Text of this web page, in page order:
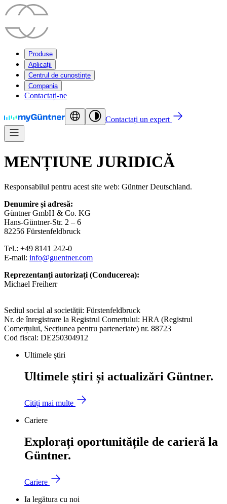
Produse
Aplicații
Centrul de cunoștințe
Compania
Contactați-ne
Contactați un expert
MENȚIUNE JURIDICĂ
Responsabilul pentru acest site web: Güntner Deutschland.
Denumire și adresă:
Güntner GmbH & Co. KG
Hans-Güntner-Str. 2 – 6
82256 Fürstenfeldbruck
Tel.: +49 8141 242-0
E-mail: info@guentner.com
Reprezentanți autorizați (Conducerea):
Michael Freiherr
Sediul social al societății: Fürstenfeldbruck
Nr. de înregistrare la Registrul Comerțului: HRA (Registrul
Comerțului, Secțiunea pentru parteneriate) nr. 88723
Cod fiscal: DE250304912
Ultimele știri
Ultimele știri și actualizări Güntner.
Citiți mai multe
Cariere
Explorați oportunitățile de carieră la
Güntner.
Cariere
Ia legătura cu noi